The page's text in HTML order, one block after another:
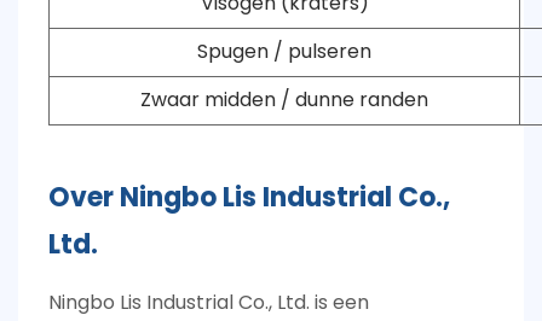
Spugen / pulseren
Zwaar midden / dunne randen
Over Ningbo Lis Industrial Co.,
Ltd.
Ningbo Lis Industrial Co., Ltd. is een